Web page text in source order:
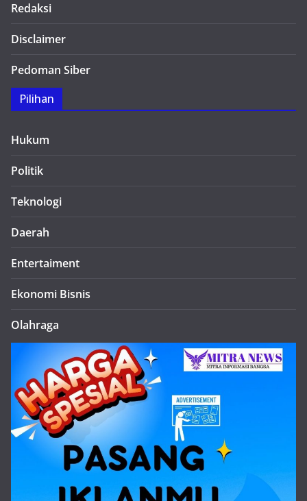
Redaksi
Disclaimer
Pedoman Siber
Pilihan
Hukum
Politik
Teknologi
Daerah
Entertaiment
Ekonomi Bisnis
Olahraga